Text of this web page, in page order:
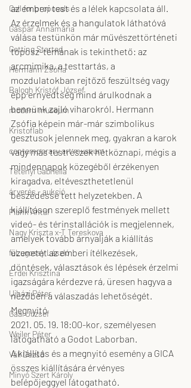
Call for proposals
Gáspár Annamária
Getting Started
Hermann Zsófia
Balogh Kristóf József
modern museum
Kristoflab
contemporary art museum
Tétényi Gabriella
árverés - aukció
Plank Antal
Nagy Kriszta x-T Tereskova
feLugossy László
Erdei Krisztina
Ujházi Péter
Gaál József
Weiler Péter
Váli Dezső
Minyó Szert Károly
az emberi test és a lélek kapcsolata áll.
Az érzelmek és a hangulatok láthatóvá
válása testünkön már művészettörténeti
toposz-témának is tekinthető: az
arcmimika, a testtartás, a
mozdulatokban rejtőző feszültség vagy
épp ernyedtség mind árulkodnak a
bennünk zajló viharokról. Hermann
Zsófia képein már-már szimbolikus
gesztusok jelennek meg, gyakran a karok
vagy más testrészek hétköznapi, mégis a
mindennapok közegéből érzékenyen
kiragadva, eltéveszthetetlenül
beszédessé tett helyzetekben. A
kiállításon szereplő festmények mellett
videó- és térinstallációk is megjelennek,
amelyek tovább árnyalják a kiállítás
üzenetét az emberi ítélkezések,
döntések, választások és lépések érzelmi
igazságára kérdezve rá, üresen hagyva a
nézőben a válaszadás lehetőségét.
Megnyitó
2021. 05. 19. 18:00-kor, személyesen
látogatható a Godot Laborban.
A kiállítás és a megnyitó esemény a GICA
összes kiállítására érvényes
belépőjeggyel látogatható.